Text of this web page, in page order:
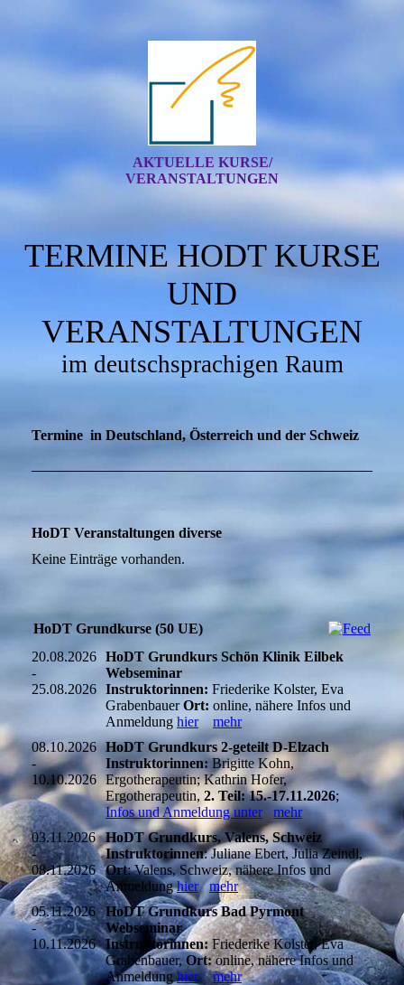
AKTUELLE KURSE/
VERANSTALTUNGEN
TERMINE HODT KURSE
UND
VERANSTALTUNGEN
im deutschsprachigen Raum
Termine in Deutschland, Österreich und der Schweiz
HoDT Veranstaltungen diverse
Keine Einträge vorhanden.
HoDT Grundkurse (50 UE)
20.08.2026
-
25.08.2026
HoDT Grundkurs Schön Klinik Eilbek
Webseminar
Instruktorinnen: Friederike Kolster, Eva
GrabenbauerOrt: online, nähere Infos und
Anmeldung hier
mehr
08.10.2026
-
10.10.2026
HoDT Grundkurs 2-geteilt D-Elzach
Instruktorinnen:Brigitte Kohn,
Ergotherapeutin; Kathrin Hofer,
Ergotherapeutin, 2. Teil: 15.-17.11.2026;
Infos und Anmeldung unter
mehr
03.11.2026
-
08.11.2026
HoDT Grundkurs, Valens, Schweiz
Instruktorinnen: Juliane Ebert, Julia Zeindl,
Ort: Valens, Schweiz, nähere Infos und
Anmeldunghier
mehr
05.11.2026
-
10.11.2026
HoDT Grundkurs Bad Pyrmont
Webseminar
Instruktorinnen:Friederike Kolster, Eva
Grabenbauer,Ort:online, nähere Infos und
Anmeldunghier mehr